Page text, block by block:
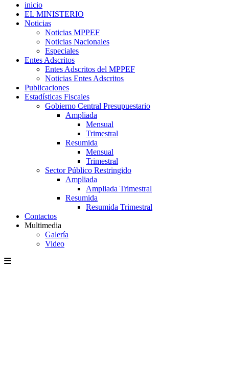
inicio
EL MINISTERIO
Noticias
Noticias MPPEF
Noticias Nacionales
Especiales
Entes Adscritos
Entes Adscritos del MPPEF
Noticias Entes Adscritos
Publicaciones
Estadísticas Fiscales
Gobierno Central Presupuestario
Ampliada
Mensual
Trimestral
Resumida
Mensual
Trimestral
Sector Público Restringido
Ampliada
Ampliada Trimestral
Resumida
Resumida Trimestral
Contactos
Multimedia
Galería
Video